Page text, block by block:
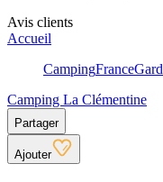
Avis clients
Accueil
CampingFranceGard
Camping La Clémentine
Partager
Ajouter